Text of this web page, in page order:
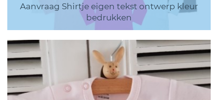
Aanvraag Shirtje eigen tekst ontwerp kleur
bedrukken